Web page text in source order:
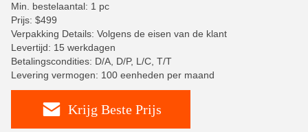
Min. bestelaantal: 1 pc
Prijs: $499
Verpakking Details: Volgens de eisen van de klant
Levertijd: 15 werkdagen
Betalingscondities: D/A, D/P, L/C, T/T
Levering vermogen: 100 eenheden per maand
Krijg Beste Prijs